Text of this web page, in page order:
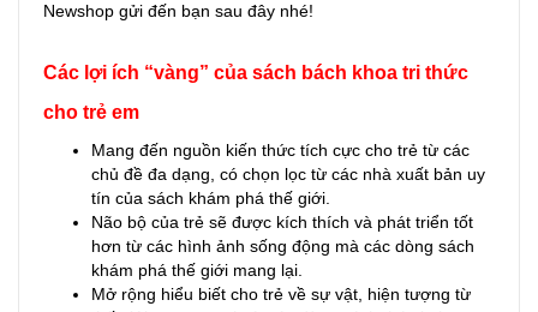
Newshop gửi đến bạn sau đây nhé!
Các lợi ích “vàng” của sách bách khoa tri thức
cho trẻ em
Mang đến nguồn kiến thức tích cực cho trẻ từ các
chủ đề đa dạng, có chọn lọc từ các nhà xuất bản uy
tín của sách khám phá thế giới.
Não bộ của trẻ sẽ được kích thích và phát triển tốt
hơn từ các hình ảnh sống động mà các dòng sách
khám phá thế giới mang lại.
Mở rộng hiểu biết cho trẻ về sự vật, hiện tượng từ